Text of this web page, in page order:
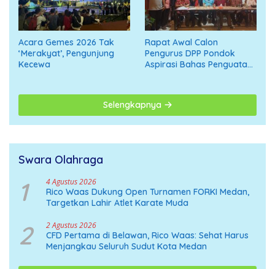
Acara Gemes 2026 Tak
‘Merakyat’, Pengunjung
Kecewa
Rapat Awal Calon
Pengurus DPP Pondok
Aspirasi Bahas Penguatan
Selengkapnya
Swara Olahraga
1 4 Agustus 2026
Rico Waas Dukung Open Turnamen FORKI Medan,
Targetkan Lahir Atlet Karate Muda
2 2 Agustus 2026
CFD Pertama di Belawan, Rico Waas: Sehat Harus
Menjangkau Seluruh Sudut Kota Medan